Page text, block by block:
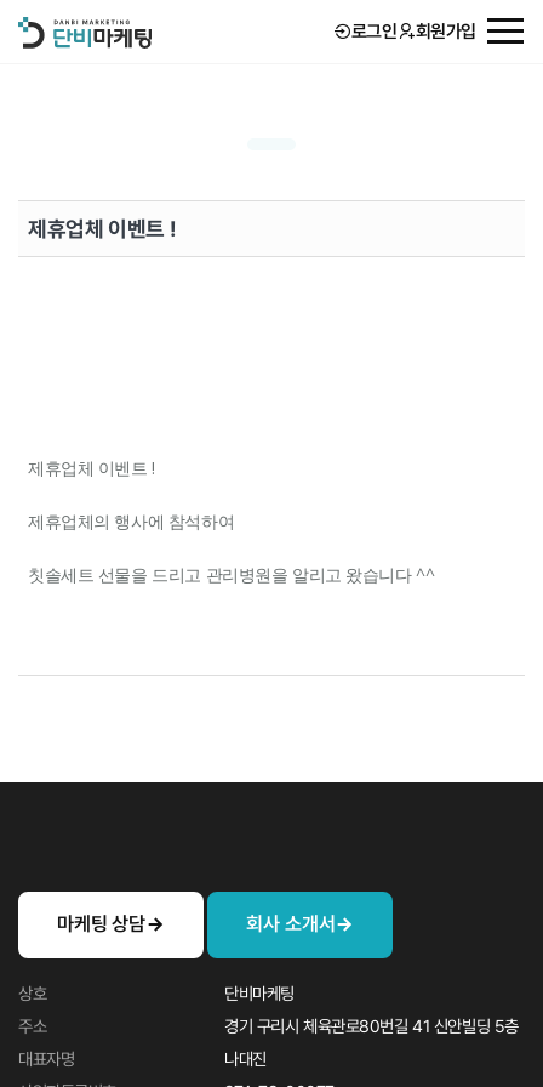
고객후기
로그인 회원가입
제휴업체 이벤트 !
제휴업체 이벤트 !
제휴업체의 행사에 참석하여
칫솔세트 선물을 드리고 관리병원을 알리고 왔습니다 ^^
마케팅 상담 회사 소개서
상호
단비마케팅
주소
경기 구리시 체육관로80번길 41 신안빌딩 5층
대표자명
나대진